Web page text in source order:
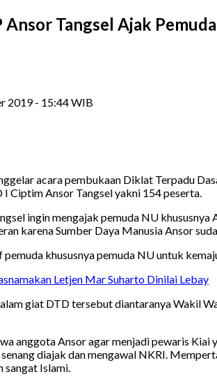
Ansor Tangsel Ajak
2019 - 15:44 WIB
acara pembukaan Diklat Terpadu
Ciptim Ansor Tangsel yakni 154 peserta.
ingin mengajak pemuda NU
karena Sumber Daya Manusia Ansor
khususnya pemuda NU untuk
Letjen Mar Suharto Dinilai Lebay
giat DTD tersebut diantaranya Wakil
anggota Ansor agar menjadi pewaris
diajak dan mengawal NKRI.
sangat Islami.